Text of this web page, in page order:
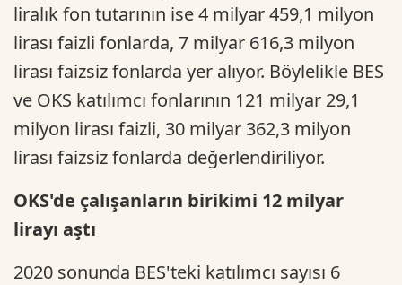
liralık fon tutarının ise 4 milyar 459,1 milyon
lirası faizli fonlarda, 7 milyar 616,3 milyon
lirası faizsiz fonlarda yer alıyor. Böylelikle BES
ve OKS katılımcı fonlarının 121 milyar 29,1
milyon lirası faizli, 30 milyar 362,3 milyon
lirası faizsiz fonlarda değerlendiriliyor.
OKS'de çalışanların birikimi 12 milyar
lirayı aştı
2020 sonunda BES'teki katılımcı sayısı 6